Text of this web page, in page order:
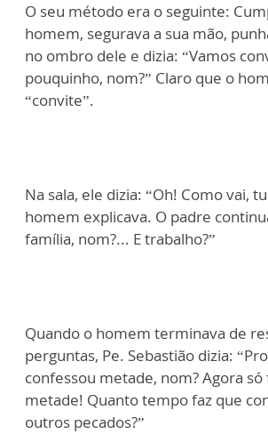
O seu método era o seguinte:
homem, segurava a sua mão,
no ombro dele e dizia: “Vamos
pouquinho, nom?” Claro que o
“convite”.
Na sala, ele dizia: “Oh! Como vai,
homem explicava. O padre
família, nom?... E trabalho?”
Quando o homem terminava de
perguntas, Pe. Sebastião dizia:
confessou metade, nom? Agora
metade! Quanto tempo faz que
outros pecados?”